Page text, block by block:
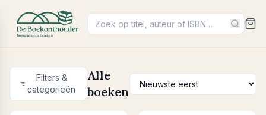
Filters &
categorieën
Alle
boeken